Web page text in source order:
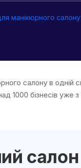
манікюрного
салону в одній
1000 бізнесів уже
салон